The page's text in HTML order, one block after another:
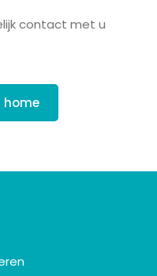
contact met u
home